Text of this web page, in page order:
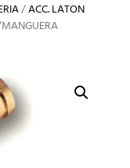
/ACC. LATON